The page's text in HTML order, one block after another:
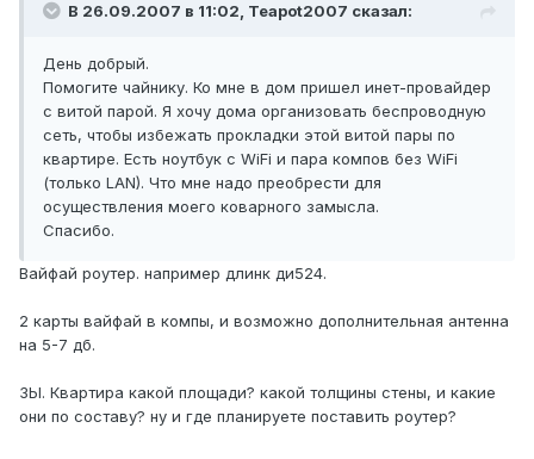
В 26.09.2007 в 11:02, Teapot2007 сказал:
День добрый.
Помогите чайнику. Ко мне в дом пришел инет-провайдер
с витой парой. Я хочу дома организовать беспроводную
сеть, чтобы избежать прокладки этой витой пары по
квартире. Есть ноутбук с WiFi и пара компов без WiFi
(только LAN). Что мне надо преобрести для
осуществления моего коварного замысла.
Спасибо.
Вайфай роутер. например длинк ди524.
2 карты вайфай в компы, и возможно дополнительная антенна
на 5-7 дб.
ЗЫ. Квартира какой площади? какой толщины стены, и какие
они по составу? ну и где планируете поставить роутер?